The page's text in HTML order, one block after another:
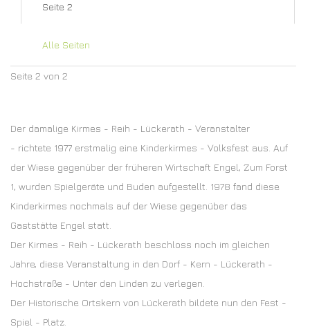
Seite 2
Alle Seiten
Seite 2 von 2
Der damalige Kirmes - Reih - Lückerath - Veranstalter
- richtete 1977 erstmalig eine Kinderkirmes - Volksfest aus. Auf
der Wiese gegenüber der früheren Wirtschaft Engel, Zum Forst
1, wurden Spielgeräte und Buden aufgestellt. 1978 fand diese
Kinderkirmes nochmals auf der Wiese gegenüber das
Gaststätte Engel statt.
Der Kirmes - Reih - Lückerath beschloss noch im gleichen
Jahre, diese Veranstaltung in den Dorf - Kern - Lückerath -
Hochstraße - Unter den Linden zu verlegen.
Der Historische Ortskern von Lückerath bildete nun den Fest -
Spiel - Platz.